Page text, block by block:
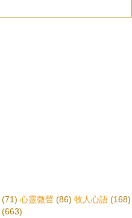
(71) 心靈微聲 (86) 牧人心語 (168)
(663)